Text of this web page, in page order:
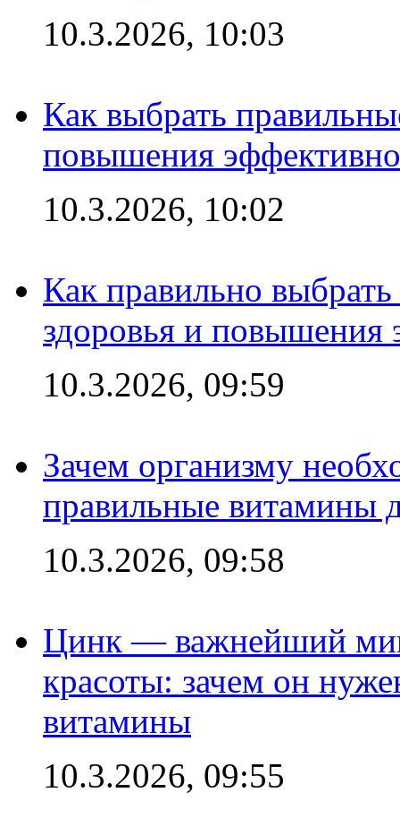
10.3.2026, 10:03
Как выбрать
повышения
10.3.2026, 10:02
Как правильно
здоровья и повышения
10.3.2026, 09:59
Зачем организму
правильные витамины
10.3.2026, 09:58
Цинк — важнейший
красоты: зачем он
витамины
10.3.2026, 09:55